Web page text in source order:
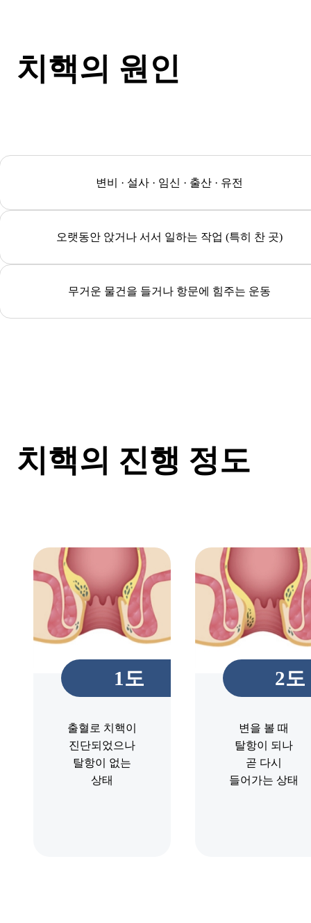
치핵의 원인
변비 · 설사 · 임신 · 출산 · 유전
오랫동안 앉거나 서서 일하는 작업 (특히 찬 곳)
무거운 물건을 들거나 항문에 힘주는 운동
치핵의 진행 정도
1도
출혈로 치핵이
진단되었으나
탈항이 없는
상태
2도
변을 볼 때
탈항이 되나
곧 다시
들어가는 상태